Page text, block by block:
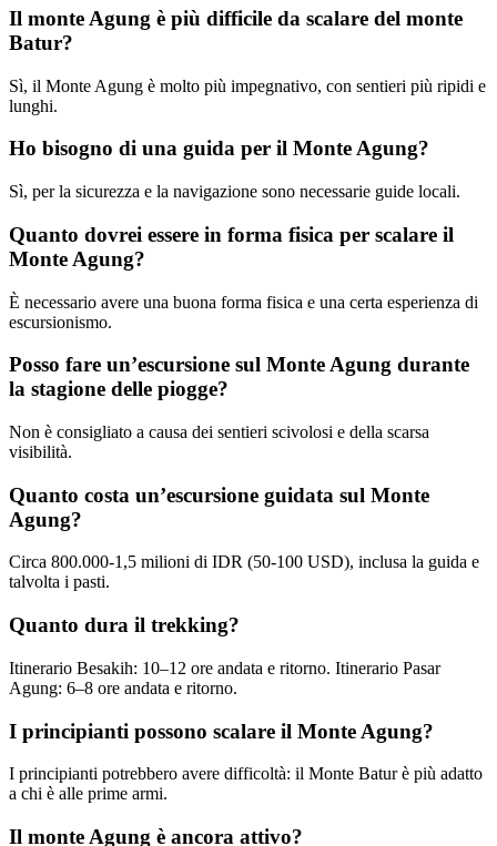
Il monte Agung è più difficile da scalare del monte
Batur?
Sì, il Monte Agung è molto più impegnativo, con sentieri più ripidi e
lunghi.
Ho bisogno di una guida per il Monte Agung?
Sì, per la sicurezza e la navigazione sono necessarie guide locali.
Quanto dovrei essere in forma fisica per scalare il
Monte Agung?
È necessario avere una buona forma fisica e una certa esperienza di
escursionismo.
Posso fare un’escursione sul Monte Agung durante
la stagione delle piogge?
Non è consigliato a causa dei sentieri scivolosi e della scarsa
visibilità.
Quanto costa un’escursione guidata sul Monte
Agung?
Circa 800.000-1,5 milioni di IDR (50-100 USD), inclusa la guida e
talvolta i pasti.
Quanto dura il trekking?
Itinerario Besakih: 10–12 ore andata e ritorno. Itinerario Pasar
Agung: 6–8 ore andata e ritorno.
I principianti possono scalare il Monte Agung?
I principianti potrebbero avere difficoltà: il Monte Batur è più adatto
a chi è alle prime armi.
Il monte Agung è ancora attivo?